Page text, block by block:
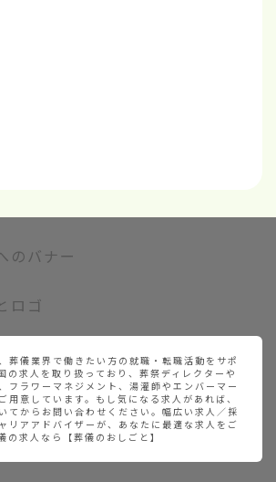
葬儀業界で働きたい方の就職・転職活動をサポ
の求人を取り扱っており、葬祭ディレクターや
フラワーマネジメント、湯灌師やエンバーマー
用意しています。もし気になる求人があれば、
てからお問い合わせください。幅広い求人／採
リアアドバイザーが、あなたに最適な求人をご
の求人なら【葬儀のおしごと】